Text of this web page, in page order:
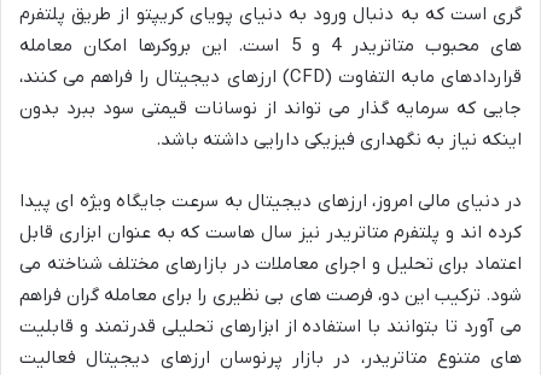
گری است که به دنبال ورود به دنیای پویای کریپتو از طریق پلتفرم
های محبوب متاتریدر 4 و 5 است. این بروکرها امکان معامله
قراردادهای مابه التفاوت (CFD) ارزهای دیجیتال را فراهم می کنند،
جایی که سرمایه گذار می تواند از نوسانات قیمتی سود ببرد بدون
اینکه نیاز به نگهداری فیزیکی دارایی داشته باشد.
در دنیای مالی امروز، ارزهای دیجیتال به سرعت جایگاه ویژه ای پیدا
کرده اند و پلتفرم متاتریدر نیز سال هاست که به عنوان ابزاری قابل
اعتماد برای تحلیل و اجرای معاملات در بازارهای مختلف شناخته می
شود. ترکیب این دو، فرصت های بی نظیری را برای معامله گران فراهم
می آورد تا بتوانند با استفاده از ابزارهای تحلیلی قدرتمند و قابلیت
های متنوع متاتریدر، در بازار پرنوسان ارزهای دیجیتال فعالیت